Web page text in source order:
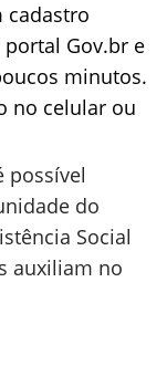
cadastro
Gov.br e
minutos.
no celular ou
possível
do
Social
auxiliam no